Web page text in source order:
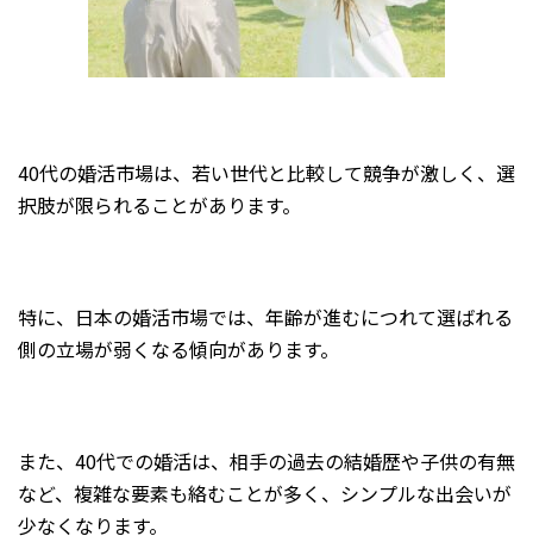
40代の婚活市場は、若い世代と比較して競争が激しく、選
択肢が限られることがあります。
特に、日本の婚活市場では、年齢が進むにつれて選ばれる
側の立場が弱くなる傾向があります。
また、40代での婚活は、相手の過去の結婚歴や子供の有無
など、複雑な要素も絡むことが多く、シンプルな出会いが
少なくなります。